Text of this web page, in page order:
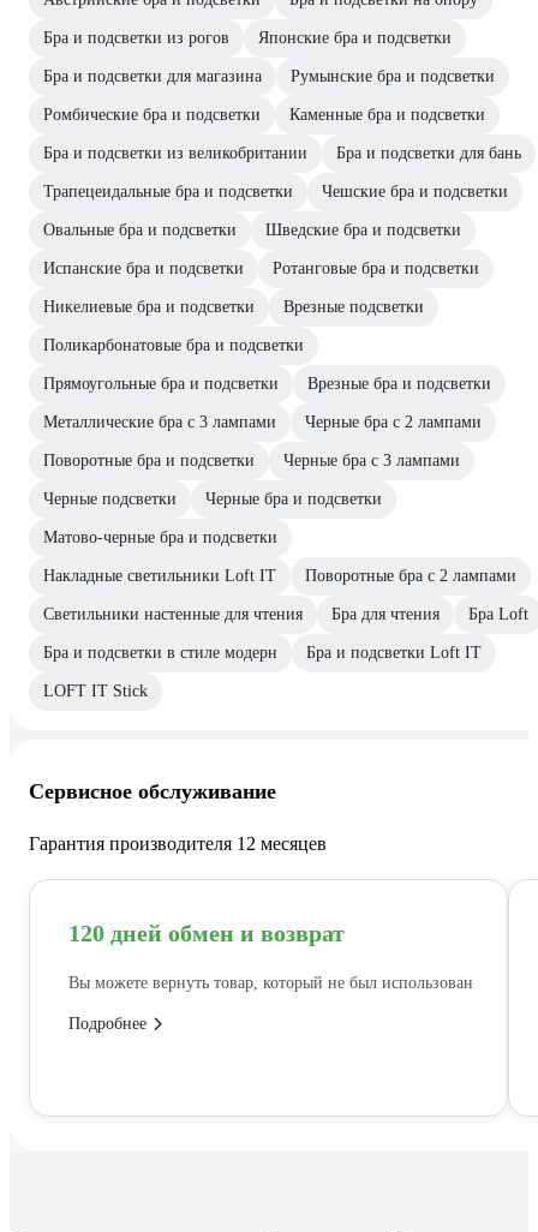
Бра и подсветки из рогов Японские бра и подсветки
Бра и подсветки для магазина Румынские бра и подсветки
Ромбические бра и подсветки Каменные бра и подсветки
Бра и подсветки из великобритании Бра и подсветки для бань
Трапецеидальные бра и подсветки Чешские бра и подсветки
Овальные бра и подсветки Шведские бра и подсветки
Испанские бра и подсветки Ротанговые бра и подсветки
Никелиевые бра и подсветки Врезные подсветки
Поликарбонатовые бра и подсветки
Прямоугольные бра и подсветки Врезные бра и подсветки
Металлические бра с 3 лампами Черные бра с 2 лампами
Поворотные бра и подсветки Черные бра с 3 лампами
Черные подсветки Черные бра и подсветки
Матово-черные бра и подсветки
Накладные светильники Loft IT Поворотные бра с 2 лампами
Светильники настенные для чтения Бра для чтения Бра Loft
Бра и подсветки в стиле модерн Бра и подсветки Loft IT
LOFT IT Stick
Сервисное обслуживание
Гарантия производителя 12 месяцев
120 дней обмен и возврат
Вы можете вернуть товар, который не был использован
Подробнее